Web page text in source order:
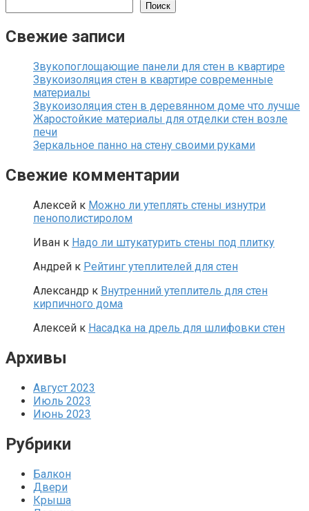
Поиск
Свежие записи
Звукопоглощающие панели для стен в квартире
Звукоизоляция стен в квартире современные
материалы
Звукоизоляция стен в деревянном доме что лучше
Жаростойкие материалы для отделки стен возле
печи
Зеркальное панно на стену своими руками
Свежие комментарии
Алексей к Можно ли утеплять стены изнутри
пенополистиролом
Иван к Надо ли штукатурить стены под плитку
Андрей к Рейтинг утеплителей для стен
Александр к Внутренний утеплитель для стен
кирпичного дома
Алексей к Насадка на дрель для шлифовки стен
Архивы
Август 2023
Июль 2023
Июнь 2023
Рубрики
Балкон
Двери
Крыша